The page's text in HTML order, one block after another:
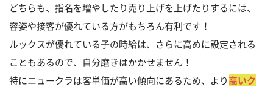
どちらも、指名を増やしたり売り上げを上げたりするには、
容姿や接客が優れている方がもちろん有利です！
ルックスが優れている子の時給は、さらに高めに設定される
こともあるので、自分磨きはかかせません！
特にニュークラは客単価が高い傾向にあるため、より高いク